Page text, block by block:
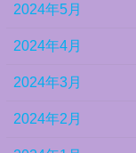
2024年5月
2024年4月
2024年3月
2024年2月